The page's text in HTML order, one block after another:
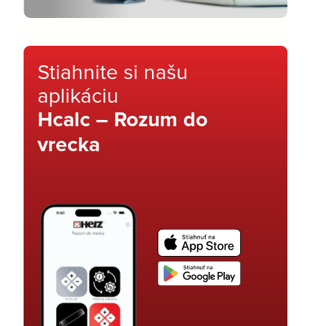
Stiahnite si našu
aplikáciu
Hcalc – Rozum do
vrecka